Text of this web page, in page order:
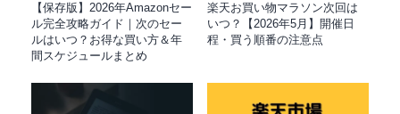
【保存版】2026年Amazonセー
ル完全攻略ガイド｜次のセー
ルはいつ？お得な買い方＆年
間スケジュールまとめ
楽天お買い物マラソン次回は
いつ？【2026年5月】開催日
程・買う順番の注意点